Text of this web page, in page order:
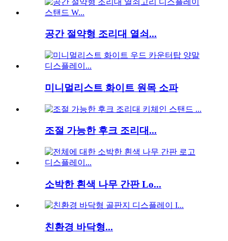
공간 절약형 조리대 열쇠...
미니멀리스트 화이트 원목 소파
조절 가능한 후크 조리대...
소박한 흰색 나무 간판 Lo...
친환경 바닥형...